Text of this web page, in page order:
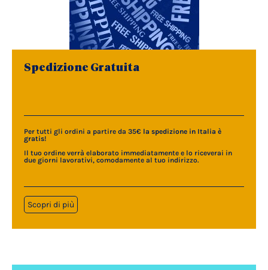
Spedizione Gratuita
Per tutti gli ordini a partire da 35€ la spedizione in Italia è
gratis!
Il tuo ordine verrà elaborato immediatamente e lo riceverai in
due giorni lavorativi, comodamente al tuo indirizzo.
Scopri di più